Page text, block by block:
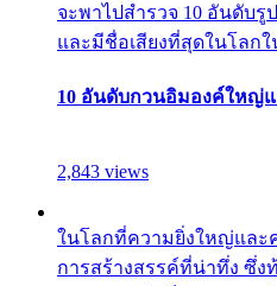
จะพาไปสำรวจ 10 อันดับ
และมีชื่อเสียงที่สุดในโลก
10 อันดับกวนอิมองค์ใหญ่
2,843 views
ในโลกที่ความยิ่งใหญ่และ
การสร้างสรรค์ที่น่าทึ่ง ซึ่ง